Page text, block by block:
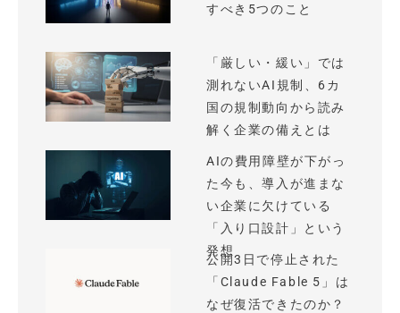
すべき5つのこと
「厳しい・緩い」では
測れないAI規制、6カ
国の規制動向から読み
解く企業の備えとは
AIの費用障壁が下がっ
た今も、導入が進まな
い企業に欠けている
「入り口設計」という
発想
公開3日で停止された
「Claude Fable 5」は
なぜ復活できたのか？